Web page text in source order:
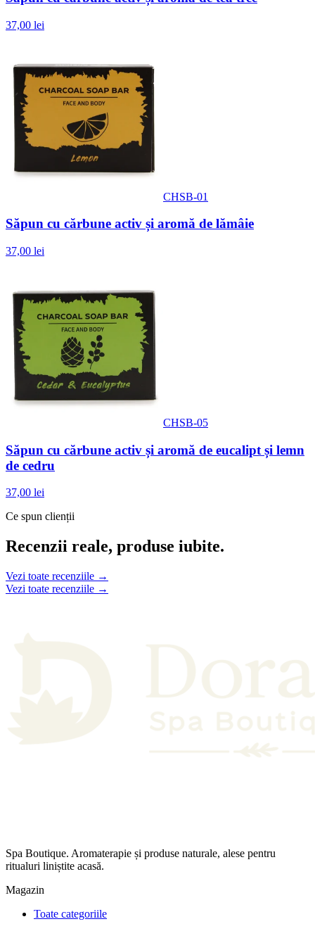
37,00 lei
CHSB-01
Săpun cu cărbune activ și aromă de lămâie
37,00 lei
CHSB-05
Săpun cu cărbune activ și aromă de eucalipt și lemn
de cedru
37,00 lei
Ce spun clienții
Recenzii reale, produse iubite.
Vezi toate recenziile →
Vezi toate recenziile →
Spa Boutique. Aromaterapie și produse naturale, alese pentru
ritualuri liniștite acasă.
Magazin
Toate categoriile